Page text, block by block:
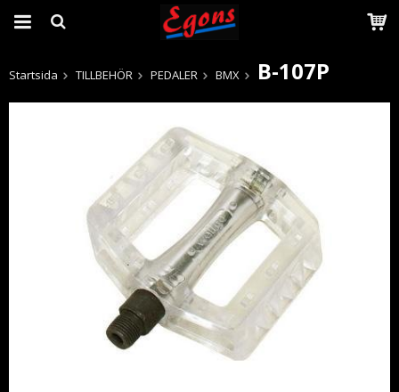
Produkten har blivit tillagd i varukorgen
Startsida TILLBEHÖR PEDALER BMX B-107P